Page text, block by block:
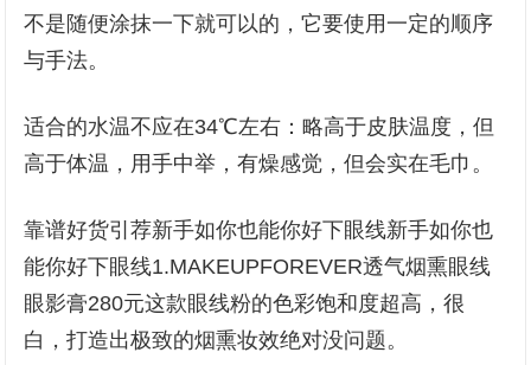
不是随便涂抹一下就可以的，它要使用一定的顺序
与手法。
适合的水温不应在34℃左右：略高于皮肤温度，但
高于体温，用手中举，有燥感觉，但会实在毛巾。
靠谱好货引荐新手如你也能你好下眼线新手如你也
能你好下眼线1.MAKEUPFOREVER透气烟熏眼线
眼影膏280元这款眼线粉的色彩饱和度超高，很
白，打造出极致的烟熏妆效绝对没问题。